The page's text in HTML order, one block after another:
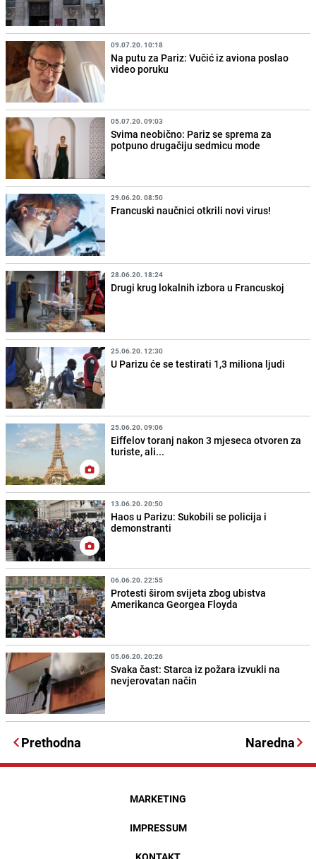
09.07.20. 10:18
Na putu za Pariz: Vučić iz aviona poslao
video poruku
05.07.20. 09:03
Svima neobično: Pariz se sprema za
potpuno drugačiju sedmicu mode
29.06.20. 08:50
Francuski naučnici otkrili novi virus!
28.06.20. 18:24
Drugi krug lokalnih izbora u Francuskoj
25.06.20. 12:30
U Parizu će se testirati 1,3 miliona ljudi
25.06.20. 09:06
Eiffelov toranj nakon 3 mjeseca otvoren za
turiste, ali...
13.06.20. 20:50
Haos u Parizu: Sukobili se policija i
demonstranti
06.06.20. 22:55
Protesti širom svijeta zbog ubistva
Amerikanca Georgea Floyda
05.06.20. 20:26
Svaka čast: Starca iz požara izvukli na
nevjerovatan način
Prethodna Naredna
MARKETING
IMPRESSUM